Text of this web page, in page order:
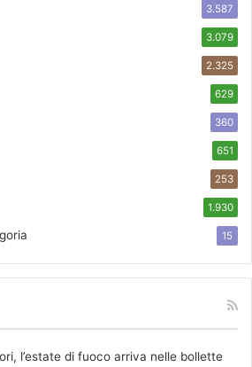
3.587
3.079
2.325
629
360
651
253
1.930
15
l’estate di fuoco arriva nelle bollette